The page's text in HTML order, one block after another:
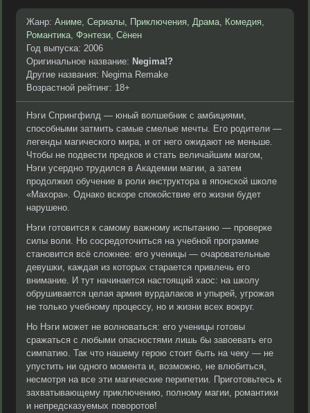
Жанр: Аниме, Сериалы, Приключения, Драма, Комедия,
Романтика, Фэнтези, Сёнен
Год выпуска: 2006
Оригинальное название: Negima!?
Другие названия: Negima Remake
Возрастной рейтинг: 18+
Нэги Спрингфилд — юный волшебник с амбициями,
способными затмить самые смелые мечты. Его родители —
легенды магического мира, и от него ожидают не меньше.
Чтобы не подвести предков и стать величайшим магом,
Нэги усердно трудился в Академии магии, а затем
продолжил обучение в роли инструктора в японской школе
«Махора». Однако вскоре спокойствие его жизни будет
нарушено.
Нэги готовится к самому важному испытанию — проверке
силы воли. Но сосредоточиться на учебной программе
становится всё сложнее: его ученицы — очаровательные
девушки, каждая из которых старается привлечь его
внимание. И тут начинается настоящий хаос: на школу
обрушивается целая армия вурдалаков и упырей, угрожая
не только учебному процессу, но и жизни всех вокруг.
Но Нэги может не волноваться: его ученицы готовы
сражаться с любыми опасностями лишь бы завоевать его
симпатию. Так что нашему герою стоит быть на чеку — не
упустить ни одного момента и, возможно, не влюбиться,
несмотря на все эти магические перипетии. Приготовьтесь к
захватывающему приключению, полному магии, романтики
и непредсказуемых поворотов!